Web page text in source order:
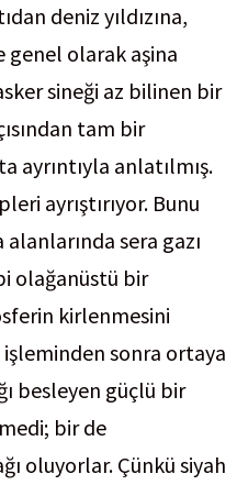
deniz yıldızına,
genel olarak aşina
sineği az bilinen bir
tam bir
ayrıntıyla anlatılmış.
ayrıştırıyor. Bunu
sera gazı
olağanüstü bir
kirlenmesini
sonra ortaya
besleyen güçlü bir
bir de
oluyorlar. Çünkü siyah